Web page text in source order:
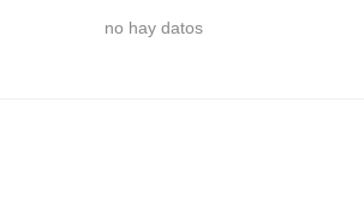
no hay datos